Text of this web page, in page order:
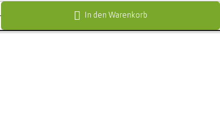
In den Warenkorb